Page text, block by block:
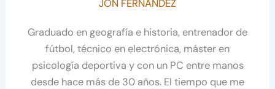
JON FERNÁNDEZ
Graduado en geografía e historia, entrenador de
fútbol, técnico en electrónica, máster en
psicología deportiva y con un PC entre manos
desde hace más de 30 años. El tiempo que me